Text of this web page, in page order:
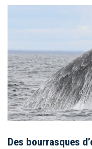
Des bourrasques